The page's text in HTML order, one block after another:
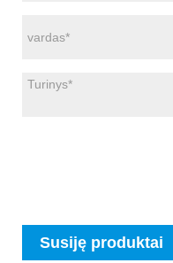
Susiję produktai